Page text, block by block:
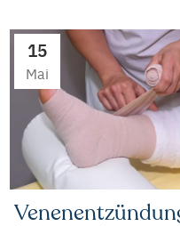
15
Mai